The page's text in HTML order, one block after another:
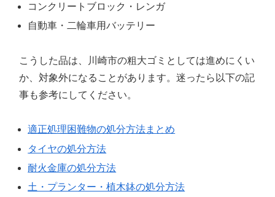
コンクリートブロック・レンガ
自動車・二輪車用バッテリー
こうした品は、川崎市の粗大ゴミとしては進めにくい
か、対象外になることがあります。迷ったら以下の記
事も参考にしてください。
適正処理困難物の処分方法まとめ
タイヤの処分方法
耐火金庫の処分方法
土・プランター・植木鉢の処分方法